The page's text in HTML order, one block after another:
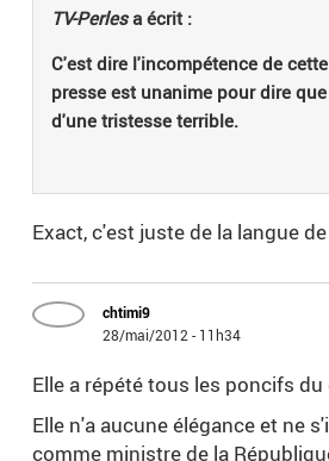
TV-Perlesa écrit :
C'est dire l'incompétence de
presse est unanime pour dire
d'une tristesse terrible.
Exact, c'est juste de la langue
chtimi9
28/mai/2012 - 11h34
Elle a répété tous les poncifs du
Elle n'a aucune élégance et ne
comme ministre de la